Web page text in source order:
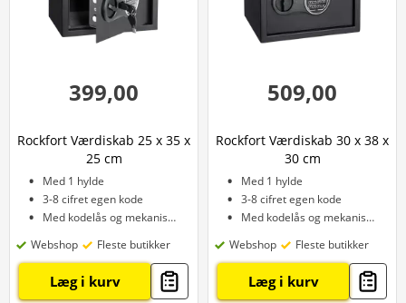
399,00
Rockfort Værdiskab 25 x 35 x
25 cm
Med 1 hylde
3-8 cifret egen kode
Med kodelås og mekanisk nøgle
Webshop
Fleste butikker
Læg i kurv
509,00
Rockfort Værdiskab 30 x 38 x
30 cm
Med 1 hylde
3-8 cifret egen kode
Med kodelås og mekanisk nøgle
Webshop
Fleste butikker
Læg i kurv